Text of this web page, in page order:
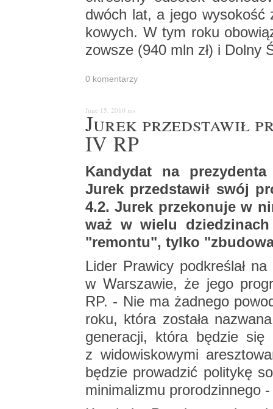
dwóch lat, a jego wy­so­kość
ko­wych. W tym roku
zow­sze (940 mln zł) i Dolny
0 ko­men­ta­rzy
June 15, 2010 ms
Jurek przed­sta­wił
IV RP
Kan­dy­dat na
Jurek przed­sta­wił swój
4.2. Jurek prze­ko­nu­je w
waż w wielu
"re­mon­tu", tylko
Lider Pra­wi­cy pod­kre­ślał
w War­sza­wie, że jego
RP. - Nie ma żad­ne­go
roku, która zo­sta­ła
ge­ne­ra­cji, która bę­dzie
z wi­do­wi­sko­wy­mi
bę­dzie pro­wa­dzić po­li­ty­kę
mi­ni­ma­li­zmu pro­ro­dzin­ne­go